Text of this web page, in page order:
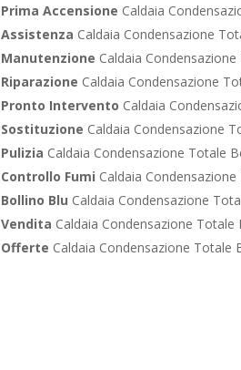
Prima Accensione Caldaia
Assistenza Caldaia Condensazione
Manutenzione Caldaia
Riparazione Caldaia Condensazione
Pronto Intervento Caldaia
Sostituzione Caldaia Condensazione
Pulizia Caldaia Condensazione Totale
Controllo Fumi Caldaia
Bollino Blu Caldaia Condensazione
Vendita Caldaia Condensazione Totale
Offerte Caldaia Condensazione Totale